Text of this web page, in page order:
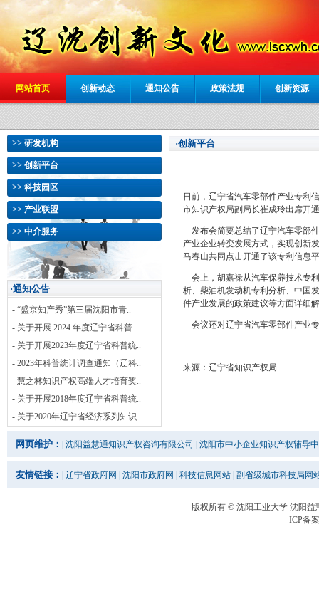
网站首页 创新动态 通知公告 政策法规 创新资源
>> 研发机构
>> 创新平台
>> 科技园区
>> 产业联盟
>> 中介服务
·通知公告
- “盛京知产秀”第三届沈阳市青..
- 关于开展 2024 年度辽宁省科普..
- 关于开展2023年度辽宁省科普统..
- 2023年科普统计调查通知（辽科..
- 慧之林知识产权高端人才培育奖..
- 关于开展2018年度辽宁省科普统..
- 关于2020年辽宁省经济系列知识..
·创新平台
日前，辽宁省汽车零部件产业专利
市知识产权局副局长崔成玲出席开
发布会简要总结了辽宁汽车零部
产业企业转变发展方式，实现创新
马春山共同点击开通了该专利信息
会上，胡嘉禄从汽车保养技术专
析、柴油机发动机专利分析、中国
件产业发展的政策建议等方面详细
会议还对辽宁省汽车零部件产业
来源：辽宁省知识产权局
网页维护： 沈阳益慧通知识产权咨询有限公司 沈阳市中小企业知识产权辅导
友情链接： 辽宁省政府网 沈阳市政府网 科技信息网站 副省级城市科技局网
版权所有 © 沈阳工业大学 沈阳
ICP备